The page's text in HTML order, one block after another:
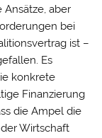
aber
bei
ist –
Es
konkrete
Finanzierung
die Ampel die
Wirtschaft